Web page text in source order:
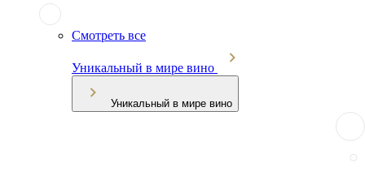
Смотреть все
Уникальный в мире вино
Уникальный в мире вино